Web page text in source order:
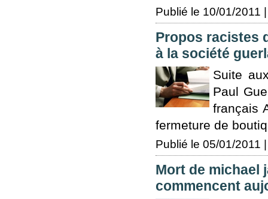
Publié le 10/01/2011
Propos racistes
à la société
Suite
Paul
français
fermeture de
Publié le 05/01/2011
Mort de michael
commencent